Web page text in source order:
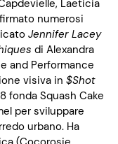
, Laeticia
numerosi
Jennifer Lacey
di Alexandra
and Performance
visiva in $Shot
fonda Squash Cake
per sviluppare
urbano. Ha